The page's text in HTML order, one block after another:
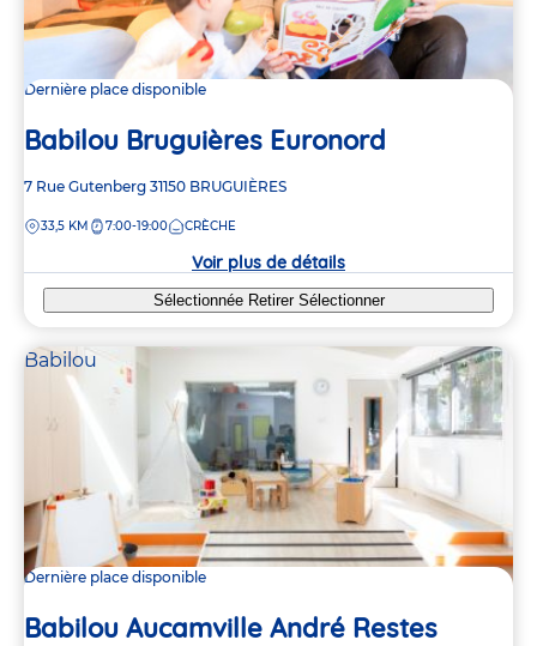
Dernière place disponible
Babilou Bruguières Euronord
Adresse
la
7 Rue Gutenberg 31150 BRUGUIÈRES
DISTANCE
33,5 KM 7:00-19:00 CRÈCHE
Voir plus de détails
Sélectionnée Retirer Sélectionner
Babilou
Dernière place disponible
Babilou Aucamville André Restes